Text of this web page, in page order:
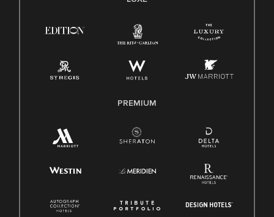
PREMIUM